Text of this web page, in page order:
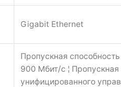
Gigabit Ethernet
Пропускная
900 Мбит/с ¦
унифицированного